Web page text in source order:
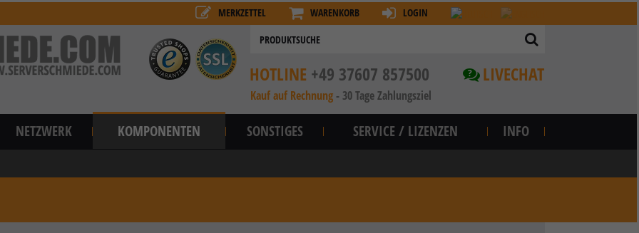
MERKZETTEL WARENKORB LOGIN
? LIVECHAT
HOTLINE +49 37607 857500
Kauf auf Rechnung - 30 Tage Zahlungsziel
NETZWERK KOMPONENTEN SONSTIGES SERVICE / LIZENZEN INFO